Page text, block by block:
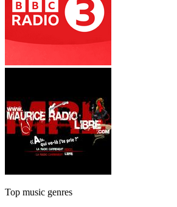
Top music genres